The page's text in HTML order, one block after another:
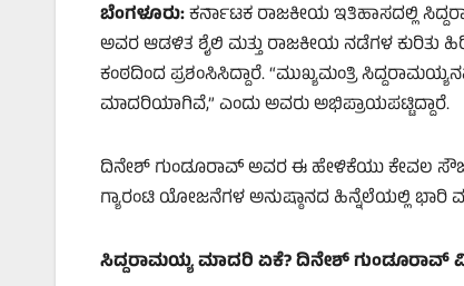
ಬೆಂಗಳೂರು:ಕರ್ನಾಟಕ ರಾಜಕೀಯ ಇತಿಹಾಸದಲ್ಲಿ
ಅವರ ಆಡಳಿತ ಶೈಲಿ ಮತ್ತು ರಾಜಕೀಯ ನಡೆಗಳ
ಕಂಠದಿಂದ ಪ್ರಶಂಸಿಸಿದ್ದಾರೆ. “ಮುಖ್ಯಮಂತ್ರಿ
ಮಾದರಿಯಾಗಿವೆ,” ಎಂದು ಅವರು ಅಭಿಪ್ರಾಯಪಟ್ಟಿದ್ದಾರೆ.
ದಿನೇಶ್ ಗುಂಡೂರಾವ್ ಅವರ ಈ ಹೇಳಿಕೆಯು ಕೇವಲ
ಗ್ಯಾರಂಟಿ ಯೋಜನೆಗಳ ಅನುಷ್ಠಾನದ ಹಿನ್ನೆಲೆಯಲ್ಲಿ ಭಾರಿ
ಸಿದ್ದರಾಮಯ್ಯ ಮಾದರಿ ಏಕೆ?ದಿನೇಶ್ ಗುಂಡೂರಾವ್